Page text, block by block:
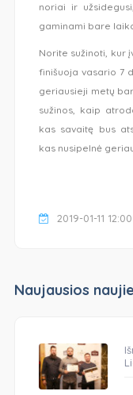
noriai ir
gaminami bare
Norite sužinoti, kur
finišuoja vasario 7
geriausieji metų
sužinos, kaip
kas savaitę bus
kas nusipelnė
2019-01-11 12:00
Naujausios